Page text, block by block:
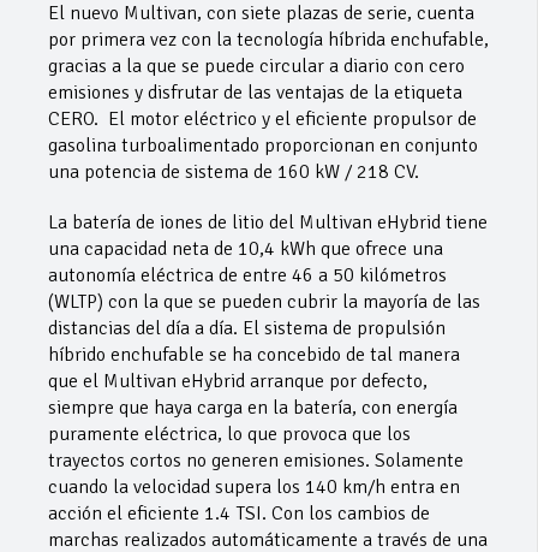
El nuevo Multivan, con siete plazas de serie, cuenta
por primera vez con la tecnología híbrida enchufable,
gracias a la que se puede circular a diario con cero
emisiones y disfrutar de las ventajas de la etiqueta
CERO. El motor eléctrico y el eficiente propulsor de
gasolina turboalimentado proporcionan en conjunto
una potencia de sistema de 160 kW / 218 CV.
La batería de iones de litio del Multivan eHybrid tiene
una capacidad neta de 10,4 kWh que ofrece una
autonomía eléctrica de entre 46 a 50 kilómetros
(WLTP) con la que se pueden cubrir la mayoría de las
distancias del día a día. El sistema de propulsión
híbrido enchufable se ha concebido de tal manera
que el Multivan eHybrid arranque por defecto,
siempre que haya carga en la batería, con energía
puramente eléctrica, lo que provoca que los
trayectos cortos no generen emisiones. Solamente
cuando la velocidad supera los 140 km/h entra en
acción el eficiente 1.4 TSI. Con los cambios de
marchas realizados automáticamente a través de una